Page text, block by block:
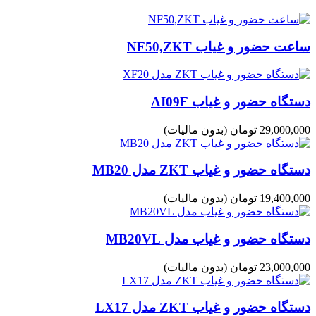
ساعت حضور و غیاب NF50,ZKT
دستگاه حضور و غیاب AI09F
29,000,000 تومان (بدون مالیات)
دستگاه حضور و غیاب ZKT مدل MB20
19,400,000 تومان (بدون مالیات)
دستگاه حضور و غیاب مدل MB20VL
23,000,000 تومان (بدون مالیات)
دستگاه حضور و غیاب ZKT مدل LX17